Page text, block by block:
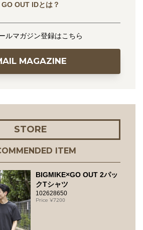
GO OUT IDとは？
ルマガジン登録はこちら
MAGAZINE
STORE
ITEM
BIGMIKE×GO OUT 2パッ
クTシャツ
102628650
7200